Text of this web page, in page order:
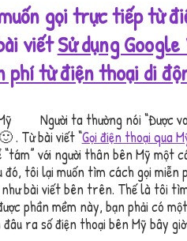
gọi trực tiếp từ
viếtSử dụng
phí từ điện thoại di
Người ta thường nói “Được
. Từ bài viết “Gọi điện thoại qua
“tám” với người thân bên Mỹ một
tôi lại muốn tìm cách gọi miễn
bài viết bên trên. Thế là tôi
phần mềm này, bạn phải có
ra số điện thoại bên Mỹ bây